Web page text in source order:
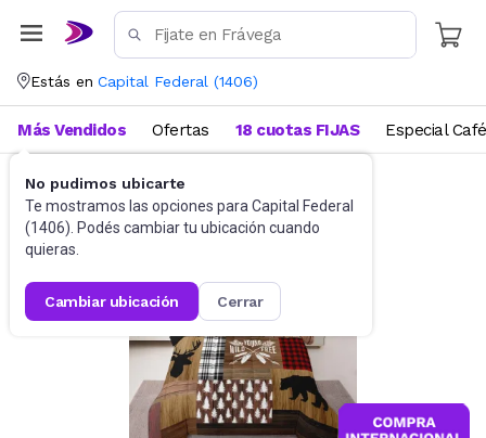
Estás en Capital Federal (1406)
No pudimos ubicarte
Te mostramos las opciones para Capital Federal
(1406). Podés cambiar tu ubicación cuando
quieras.
cambiar ubicación cerrar
Más Vendidos Ofertas 18 cuotas FIJAS Especial Café
Ropa de cama Edredones